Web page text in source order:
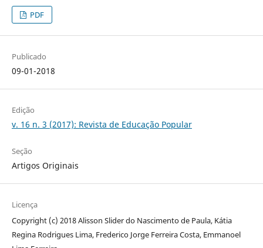
PDF
Publicado
09-01-2018
Edição
v. 16 n. 3 (2017): Revista de Educação Popular
Seção
Artigos Originais
Licença
Copyright (c) 2018 Alisson Slider do Nascimento de Paula, Kátia
Regina Rodrigues Lima, Frederico Jorge Ferreira Costa, Emmanoel